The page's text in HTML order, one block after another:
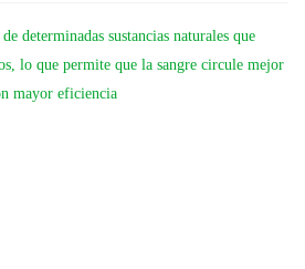
determinadas sustancias naturales que
lo que permite que la sangre circule mejor
mayor eficiencia